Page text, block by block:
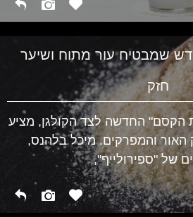
שמבטיח עור מתוח ושיער
חזק
הקסם" החדשה לצד הקולגן, מציע
האור והמפרקים. מיכל בלהנס,
של "ספירולייף",